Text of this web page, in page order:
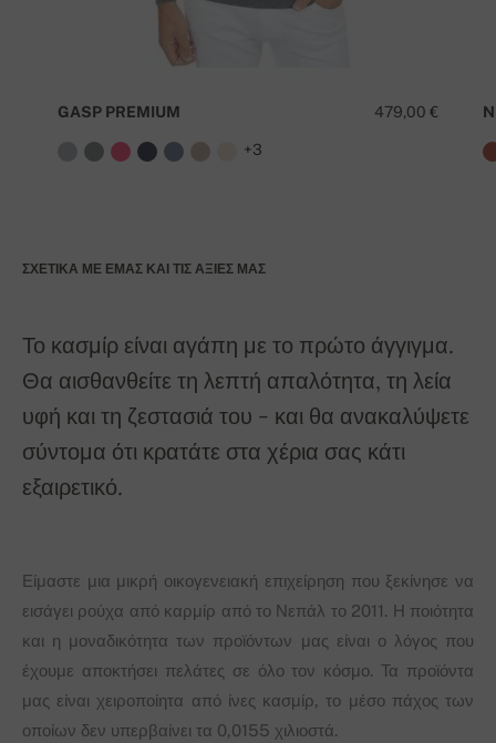
479,00 €
GASP PREMIUM
+3
ΣΧΕΤΙΚΆ ΜΕ ΕΜΆΣ ΚΑΙ ΤΙΣ ΑΞΊΕΣ ΜΑΣ
Το κασμίρ είναι αγάπη με το πρώτο άγγιγμα.
Θα αισθανθείτε τη λεπτή απαλότητα, τη λεία
υφή και τη ζεστασιά του - και θα ανακαλύψετε
σύντομα ότι κρατάτε στα χέρια σας κάτι
εξαιρετικό.
Είμαστε μια μικρή οικογενειακή επιχείρηση που ξεκίνησε να
εισάγει ρούχα από καρμίρ από το Νεπάλ το 2011. Η ποιότητα
και η μοναδικότητα των προϊόντων μας είναι ο λόγος που
έχουμε αποκτήσει πελάτες σε όλο τον κόσμο. Τα προϊόντα
μας είναι χειροποίητα από ίνες κασμίρ, το μέσο πάχος των
οποίων δεν υπερβαίνει τα 0,0155 χιλιοστά.